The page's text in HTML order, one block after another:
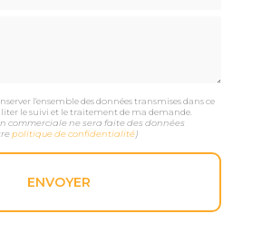
l'ensemble des données transmises dans ce
le suivi et le traitement de ma demande.
commerciale ne sera faite des données
politique de confidentialité)